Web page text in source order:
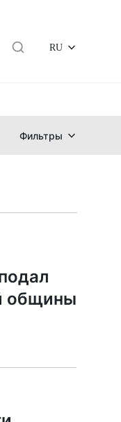
RU
Фильтры
общины